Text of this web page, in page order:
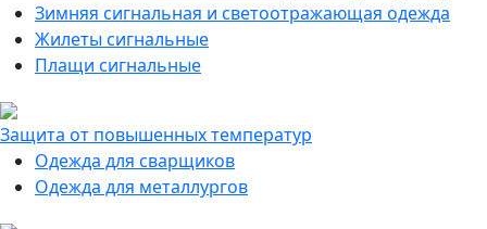
Зимняя сигнальная и светоотражающая одежда
Жилеты сигнальные
Плащи сигнальные
Защита от повышенных температур
Одежда для сварщиков
Одежда для металлургов